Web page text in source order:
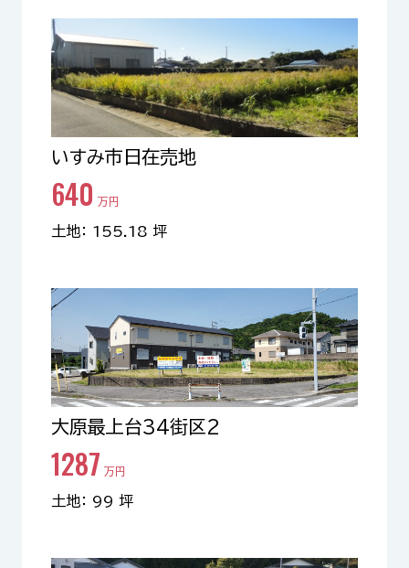
いすみ市日在売地
640 万円
土地： 155.18 坪
大原最上台34街区2
1287 万円
土地： 99 坪